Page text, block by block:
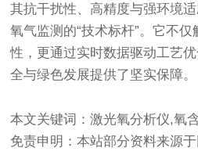
其抗干扰性、高精度与强环境
氧气监测的“技术标杆”。它不
性，更通过实时数据驱动工艺
全与绿色发展提供了坚实保障。
本文关键词：激光氧分析仪,氧
免责申明：本站部分资料来源